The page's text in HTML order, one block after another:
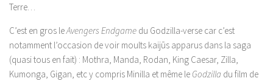
Terre…
C’est en gros leAvengers Endgame du Godzilla-verse car c’est
notamment l’occasion de voir moults kaijūs apparus dans la saga
(quasi tous en fait) : Mothra, Manda, Rodan, King Caesar, Zilla,
Kumonga, Gigan, etc y compris Minilla et même le Godzilla du film de